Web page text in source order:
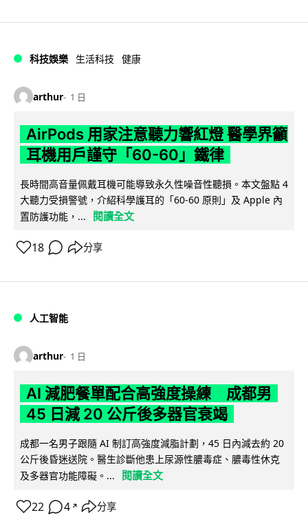
科技娛樂 生活科技 健康
arthur 1 日
AirPods 用家注意聽力響紅燈 醫學界籲
耳機用戶謹守「60-60」鐵律
長時間高音量佩戴耳機可能導致永久性噪音性聽損。本文盤點 4
大聽力受損警號，介紹科學護耳的「60-60 原則」及 Apple 內
置防護功能，...
閱讀全文
18 分享
人工智能
arthur 1 日
AI 減肥餐單配合高強度操練 成都男
45 日減 20 公斤後多器官衰竭
成都一名男子跟隨 AI 制訂高強度減脂計劃，45 日內減去約 20
公斤後昏迷送院。醫生診斷他患上尿源性膿毒症、膿毒性休克
及多器官功能障礙。...
閱讀全文
22 4 ↗ 分享